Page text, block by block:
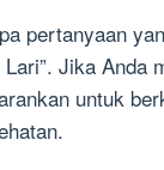
pertanyaan
Jika Anda
untuk